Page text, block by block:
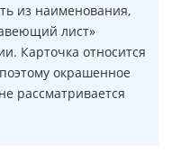
из наименования,
лист»
Карточка относится
окрашенное
рассматривается